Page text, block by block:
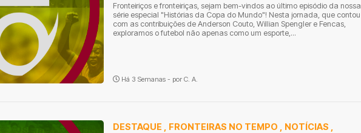
Fronteiriços e fronteiriças, sejam bem-vindos ao último episódio da nossa
série especial "Histórias da Copa do Mundo"! Nesta jornada, que contou
com as contribuições de Anderson Couto, Willian Spengler e Fencas,
exploramos o futebol não apenas como um esporte,...
Há 3 Semanas - por C. A.
DESTAQUE FRONTEIRAS NO TEMPO NOTÍCIAS